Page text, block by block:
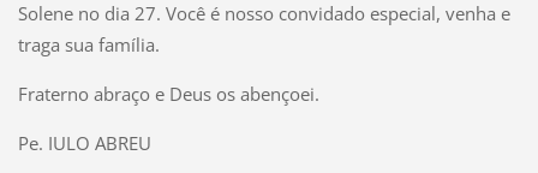
Solene no dia 27. Você é nosso convidado especial, venha e
traga sua família.
Fraterno abraço e Deus os abençoei.
Pe. IULO ABREU